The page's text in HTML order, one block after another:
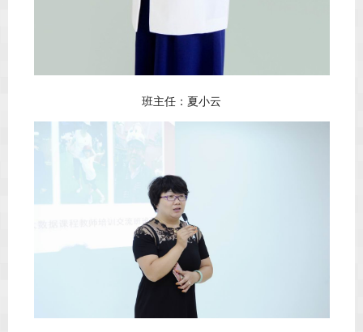
班主任：夏小云